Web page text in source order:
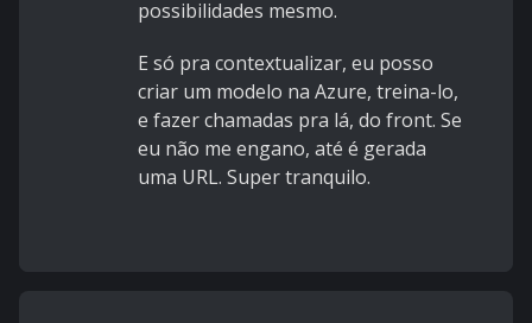
possibilidades mesmo.
E só pra contextualizar, eu posso
criar um modelo na Azure, treina-lo,
e fazer chamadas pra lá, do front. Se
eu não me engano, até é gerada
uma URL. Super tranquilo.